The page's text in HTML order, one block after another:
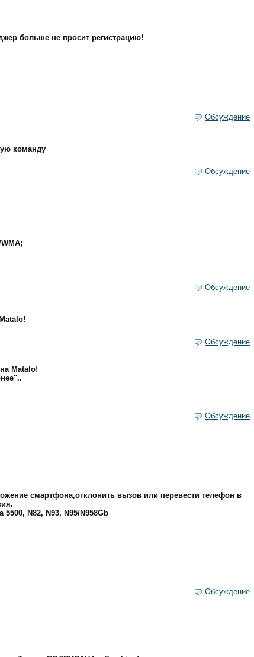
больше не просит регистрацию!
Обсуждение
команду
Обсуждение
Обсуждение
Обсуждение
Matalo!
Обсуждение
смартфона,отклонить вызов или перевести телефон в
N82, N93, N95/N958Gb
Обсуждение